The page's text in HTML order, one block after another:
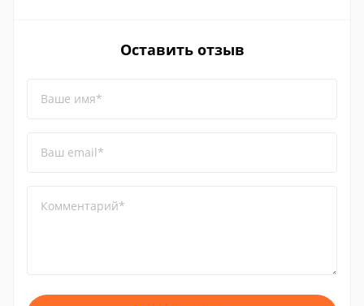
Оставить отзыв
Ваше имя*
Ваш email*
Комментарий*